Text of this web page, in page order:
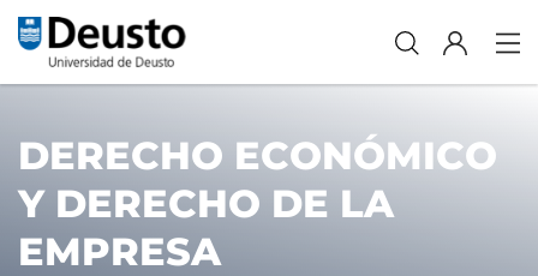
DERECHO ECONÓMICO
Y DERECHO DE LA
EMPRESA